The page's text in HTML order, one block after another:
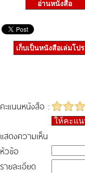
เก็บเป็นหนังสือเล่มโป
คะแนนหนังสือ :
ให้คะแ
แสดงความเห็น
หัวข้อ
รายละเอียด